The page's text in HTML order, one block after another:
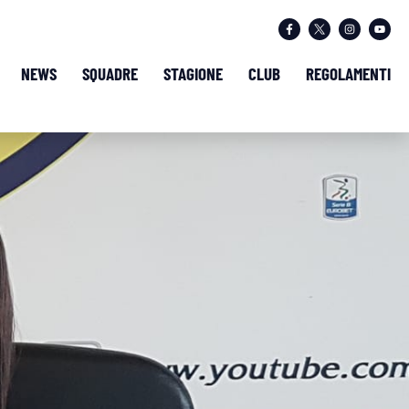
NEWS SQUADRE STAGIONE CLUB REGOLAMENTI